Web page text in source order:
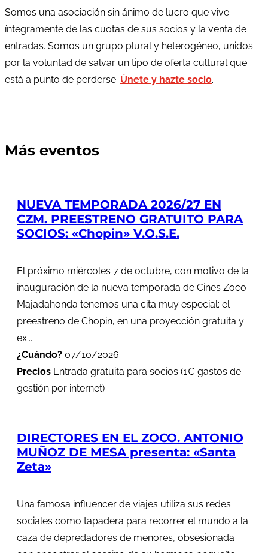
Somos una asociación sin ánimo de lucro que vive
íntegramente de las cuotas de sus socios y la venta de
entradas. Somos un grupo plural y heterogéneo, unidos
por la voluntad de salvar un tipo de oferta cultural que
está a punto de perderse. Únete y hazte socio.
Más eventos
NUEVA TEMPORADA 2026/27 EN
CZM. PREESTRENO GRATUITO PARA
SOCIOS: «Chopin» V.O.S.E.
El próximo miércoles 7 de octubre, con motivo de la
inauguración de la nueva temporada de Cines Zoco
Majadahonda tenemos una cita muy especial: el
preestreno de Chopin, en una proyección gratuita y
ex...
¿Cuándo? 07/10/2026
Precios Entrada gratuita para socios (1€ gastos de
gestión por internet)
DIRECTORES EN EL ZOCO. ANTONIO
MUÑOZ DE MESA presenta: «Santa
Zeta»
Una famosa influencer de viajes utiliza sus redes
sociales como tapadera para recorrer el mundo a la
caza de depredadores de menores, obsesionada